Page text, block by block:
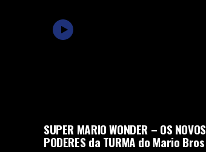
SUPER MARIO WONDER – OS NOVOS
PODERES da TURMA do Mario Bros